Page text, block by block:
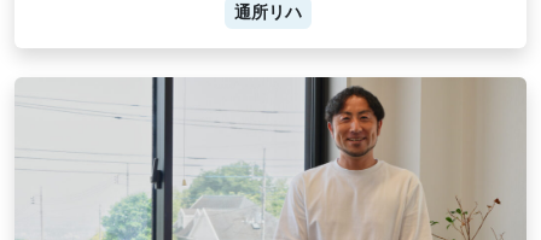
通所リハ